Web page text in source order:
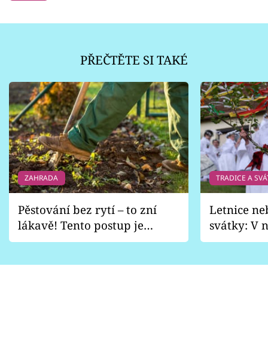
PŘEČTĚTE SI TAKÉ
ZAHRADA
Pěstování bez rytí – to zní
lákavě! Tento postup je
vhodný jen pro některé
TRADICE A
Letnice
svátky: V
pondělí